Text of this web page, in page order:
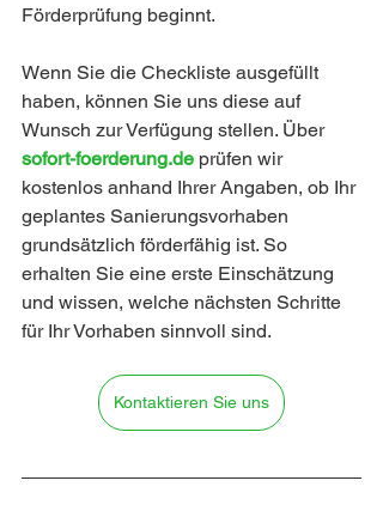
Förderprüfung beginnt.
Wenn Sie die Checkliste ausgefüllt
haben, können Sie uns diese auf
Wunsch zur Verfügung stellen. Über
sofort-foerderung.de prüfen wir
kostenlos anhand Ihrer Angaben, ob Ihr
geplantes Sanierungsvorhaben
grundsätzlich förderfähig ist. So
erhalten Sie eine erste Einschätzung
und wissen, welche nächsten Schritte
für Ihr Vorhaben sinnvoll sind.
Kontaktieren Sie uns